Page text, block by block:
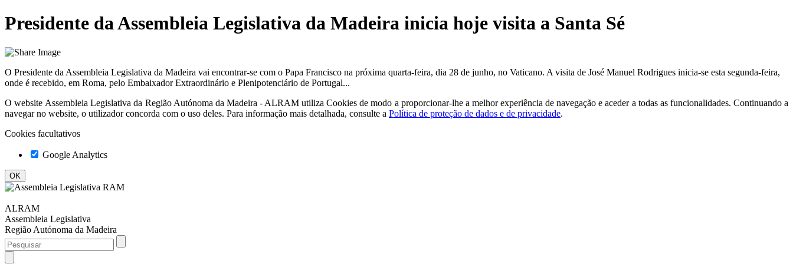
Presidente da Assembleia Legislativa da Madeira inicia hoje visita a Santa Sé
O Presidente da Assembleia Legislativa da Madeira vai encontrar-se com o Papa Francisco na próxima quarta-feira, dia 28 de junho, no Vaticano. A visita de José Manuel Rodrigues inicia-se esta segunda-feira,
onde é recebido, em Roma, pelo Embaixador Extraordinário e Plenipotenciário de Portugal...
O website Assembleia Legislativa da Região Autónoma da Madeira - ALRAM utiliza Cookies de modo a proporcionar-lhe a melhor experiência de navegação e aceder a todas as funcionalidades. Continuando a
navegar no website, o utilizador concorda com o uso deles. Para informação mais detalhada, consulte a Política de proteção de dados e de privacidade.
Cookies facultativos
Google Analytics
ALRAM
Assembleia Legislativa
Região Autónoma da Madeira